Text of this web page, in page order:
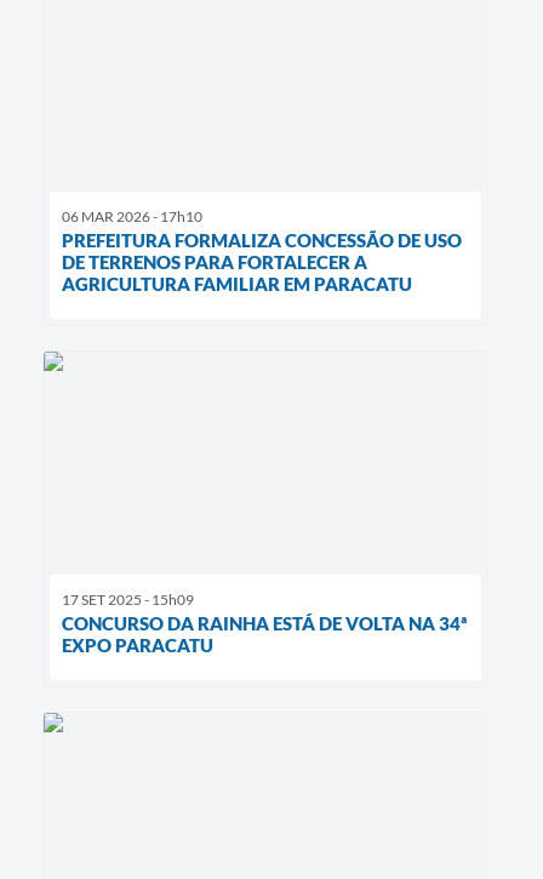
06 MAR 2026 - 17h10
PREFEITURA FORMALIZA CONCESSÃO DE USO
DE TERRENOS PARA FORTALECER A
AGRICULTURA FAMILIAR EM PARACATU
17 SET 2025 - 15h09
CONCURSO DA RAINHA ESTÁ DE VOLTA NA 34ª
EXPO PARACATU